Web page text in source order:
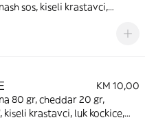
sos, kiseli krastavci,
KM 10,00
80 gr, cheddar 20 gr,
kiseli krastavci, luk kockice,